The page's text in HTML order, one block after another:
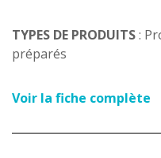
TYPES DE PRODUITS:
préparés
Voir la fiche complète